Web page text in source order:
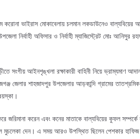
করোনা ভাইরাস মোকাবেলায় চলমান লকডাউনেও
নির্বাহী অফিসার ও নির্বাহী ম্যাজিস্ট্রেট মোঃ আনিসুর
সংগীয় আইনশৃঙ্খলা রক্ষাকারী বাহিনী নিয়ে
জেলার শাহজাদপুর উপজেলার আড়কান্দি গ্রামের
জরিমানা করেন এবং কনের মাতাকে বাল্যবিয়ের কুফল
মুচলেকা দেন। এ সময় আরও উপস্থিত ছিলেন পেশকার হাফিজ